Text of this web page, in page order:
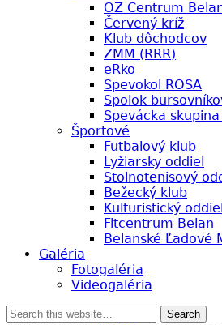
OZ Centrum
Červený kríž
Klub dôchodcov
ZMM (RRR)
eRko
Spevokol ROSA
Spolok
Spevácka
Športové
Futbalový klub
Lyžiarsky oddiel
Stolnotenisový
Bežecký klub
Kulturistický oddiel
Fitcentrum Belan
Belanské Ľadové
Galéria
Fotogaléria
Videogaléria